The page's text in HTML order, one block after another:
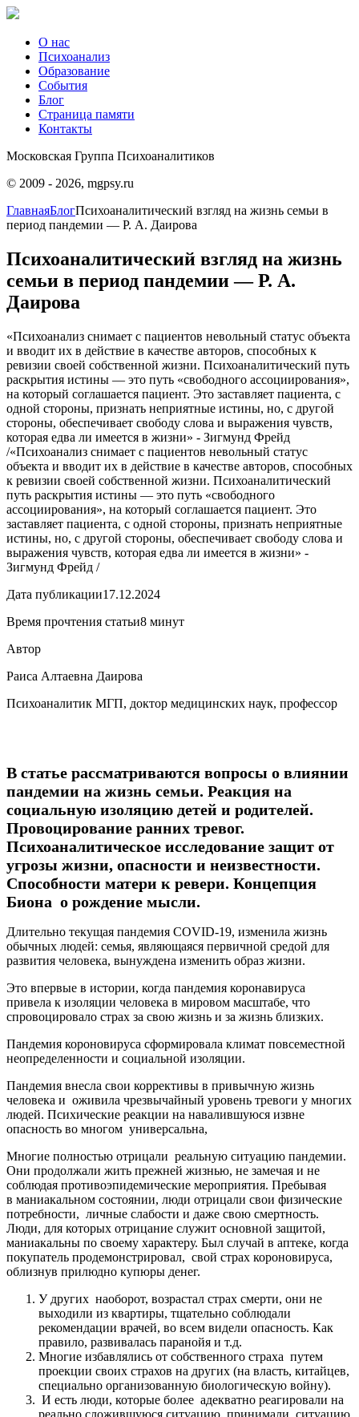
О нас
Психоанализ
Образование
События
Блог
Страница памяти
Контакты
Московская Группа Психоаналитиков
© 2009 - 2026, mgpsy.ru
ГлавнаяБлогПсихоаналитический взгляд на жизнь семьи в
период пандемии — Р. А. Даирова
Психоаналитический взгляд на жизнь
семьи в период пандемии — Р. А.
Даирова
«Психоанализ снимает с пациентов невольный статус объекта
и вводит их в действие в качестве авторов, способных к
ревизии своей собственной жизни. Психоаналитический путь
раскрытия истины — это путь «свободного ассоциирования»,
на который соглашается пациент. Это заставляет пациента, с
одной стороны, признать неприятные истины, но, с другой
стороны, обеспечивает свободу слова и выражения чувств,
которая едва ли имеется в жизни» - Зигмунд Фрейд
/«Психоанализ снимает с пациентов невольный статус
объекта и вводит их в действие в качестве авторов, способных
к ревизии своей собственной жизни. Психоаналитический
путь раскрытия истины — это путь «свободного
ассоциирования», на который соглашается пациент. Это
заставляет пациента, с одной стороны, признать неприятные
истины, но, с другой стороны, обеспечивает свободу слова и
выражения чувств, которая едва ли имеется в жизни» -
Зигмунд Фрейд /
Дата публикации17.12.2024
Время прочтения статьи8 минут
Автор
Раиса Алтаевна Даирова
Психоаналитик МГП, доктор медицинских наук, профессор
В статье рассматриваются вопросы о влиянии
пандемии на жизнь семьи. Реакция на
социальную изоляцию детей и родителей.
Провоцирование ранних тревог.
Психоаналитическое исследование защит от
угрозы жизни, опасности и неизвестности.
Способности матери к ревери. Концепция
Биона о рождение мысли.
Длительно текущая пандемия COVID-19, изменила жизнь
обычных людей: семья, являющаяся первичной средой для
развития человека, вынуждена изменить образ жизни.
Это впервые в истории, когда пандемия коронавируса
привела к изоляции человека в мировом масштабе, что
спровоцировало страх за свою жизнь и за жизнь близких.
Пандемия короновируса сформировала климат повсеместной
неопределенности и социальной изоляции.
Пандемия внесла свои коррективы в привычную жизнь
человека и оживила чрезвычайный уровень тревоги у многих
людей. Психические реакции на навалившуюся извне
опасность во многом универсальна,
Многие полностью отрицали реальную ситуацию пандемии.
Они продолжали жить прежней жизнью, не замечая и не
соблюдая противоэпидемические мероприятия. Пребывая
в маниакальном состоянии, люди отрицали свои физические
потребности, личные слабости и даже свою смертность.
Люди, для которых отрицание служит основной защитой,
маниакальны по своему характеру. Был случай в аптеке, когда
покупатель продемонстрировал, свой страх короновируса,
облизнув прилюдно купюры денег.
У других наоборот, возрастал страх смерти, они не
выходили из квартиры, тщательно соблюдали
рекомендации врачей, во всем видели опасность. Как
правило, развивалась паранойя и т.д.
Многие избавлялись от собственного страха путем
проекции своих страхов на других (на власть, китайцев,
специально организованную биологическую войну).
И есть люди, которые более адекватно реагировали на
реально сложившуюся ситуацию, принимали ситуацию